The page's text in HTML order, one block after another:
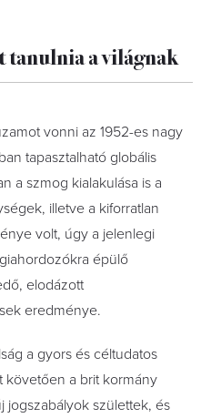
tanulnia a világnak
vonni az 1952-es nagy
tapasztalható globális
a szmog kialakulása is a
illetve a kiforratlan
volt, úgy a jelenlegi
épülő
elodázott
eredménye.
a gyors és céltudatos
követően a brit kormány
jogszabályok születtek, és